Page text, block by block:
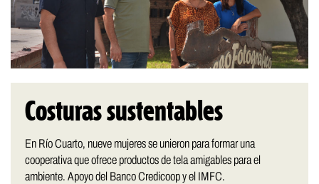
Costuras sustentables
En Río Cuarto, nueve mujeres se unieron para formar una
cooperativa que ofrece productos de tela amigables para el
ambiente. Apoyo del Banco Credicoop y el IMFC.